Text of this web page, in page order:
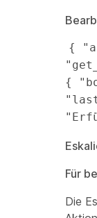
{
{
Für
Die